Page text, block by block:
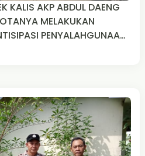
DAENG
PENYALAHGUNAAN